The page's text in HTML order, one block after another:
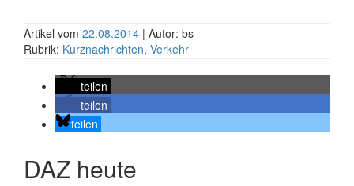
Artikel vom 22.08.2014 | Autor: bs
Rubrik: Kurznachrichten, Verkehr
teilen
teilen
teilen
DAZ heute